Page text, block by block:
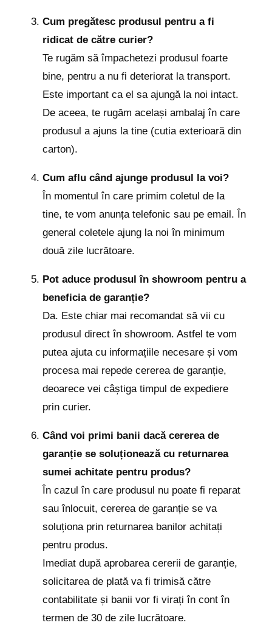
Cum pregătesc produsul pentru a fi
ridicat de către curier?
Te rugăm să împachetezi produsul foarte
bine, pentru a nu fi deteriorat la transport.
Este important ca el sa ajungă la noi intact.
De aceea, te rugăm același ambalaj în care
produsul a ajuns la tine (cutia exterioară din
carton).
Cum aflu când ajunge produsul la voi?
În momentul în care primim coletul de la
tine, te vom anunța telefonic sau pe email. În
general coletele ajung la noi în minimum
două zile lucrătoare.
Pot aduce produsul în showroom pentru a
beneficia de garanție?
Da. Este chiar mai recomandat să vii cu
produsul direct în showroom. Astfel te vom
putea ajuta cu informațiile necesare și vom
procesa mai repede cererea de garanție,
deoarece vei câștiga timpul de expediere
prin curier.
Când voi primi banii dacă cererea de
garanție se soluționează cu returnarea
sumei achitate pentru produs?
În cazul în care produsul nu poate fi reparat
sau înlocuit, cererea de garanție se va
soluționa prin returnarea banilor achitați
pentru produs.
Imediat după aprobarea cererii de garanție,
solicitarea de plată va fi trimisă către
contabilitate și banii vor fi virați în cont în
termen de 30 de zile lucrătoare.